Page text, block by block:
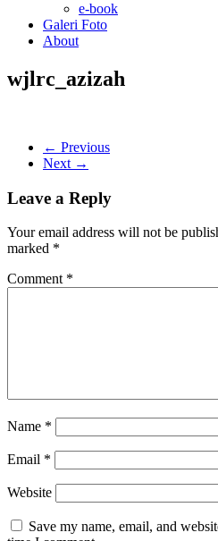
e-book
Galeri Foto
About
wjlrc_azizah
← Previous
Next →
Leave a Reply
Your email address will not be
marked *
Comment *
Name *
Email *
Website
Save my name, email, and